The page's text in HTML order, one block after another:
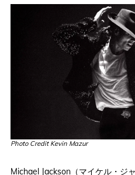
Photo Credit Kevin Mazur
Michael Jackson（マイケル・ジ